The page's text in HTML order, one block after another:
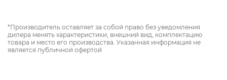
*Производитель оставляет за собой право без уведомления
дилера менять характеристики, внешний вид, комплектацию
товара и место его производства. Указанная информация не
является публичной офертой